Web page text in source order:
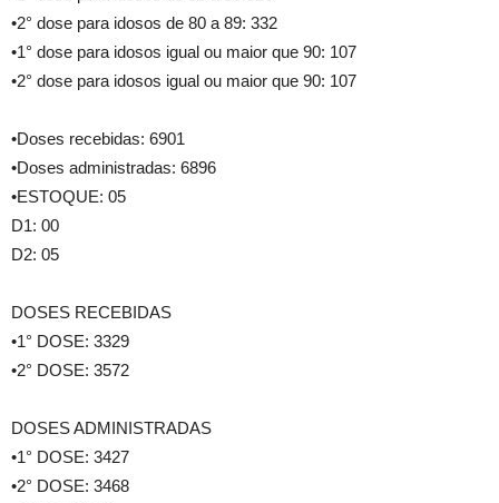
•2° dose para idosos de 80 a 89: 332
•1° dose para idosos igual ou maior que 90: 107
•2° dose para idosos igual ou maior que 90: 107
•Doses recebidas: 6901
•Doses administradas: 6896
•ESTOQUE: 05
D1: 00
D2: 05
DOSES RECEBIDAS
•1° DOSE: 3329
•2° DOSE: 3572
DOSES ADMINISTRADAS
•1° DOSE: 3427
•2° DOSE: 3468